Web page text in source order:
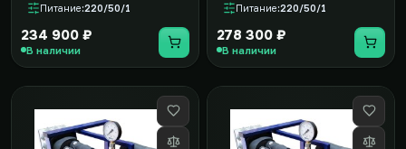
Питание 220/50/1
234 900 ₽
В наличии
Питание 220/50/1
278 300 ₽
В наличии